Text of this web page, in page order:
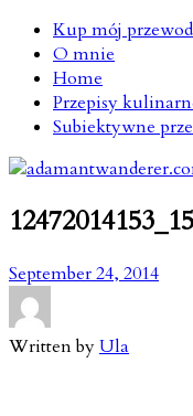
Kup mój
O mnie
Home
Przepisy
Subiektywne
September 24, 2014
Written byUla